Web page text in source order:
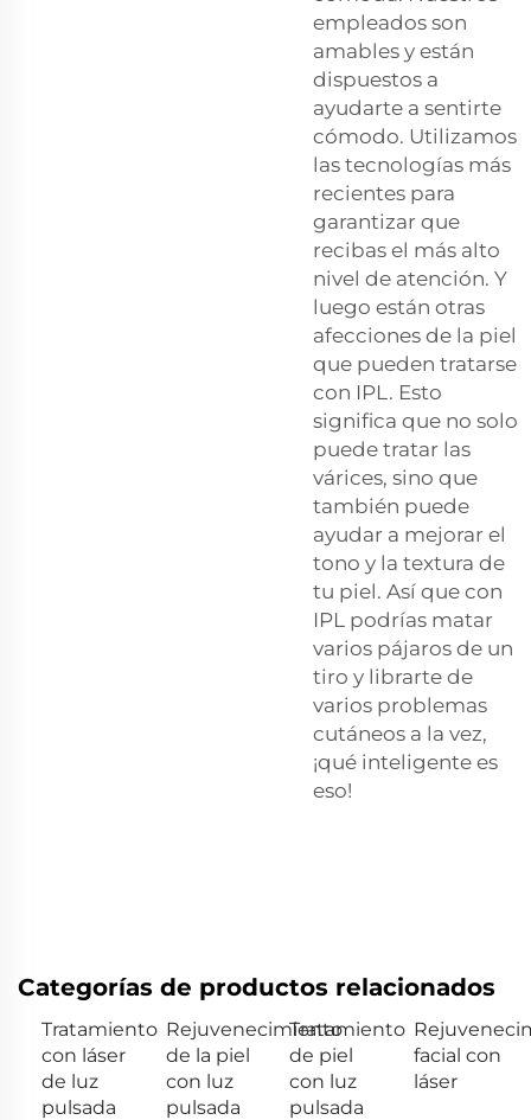
empleados son
amables y están
dispuestos a
ayudarte a sentirte
cómodo. Utilizamos
las tecnologías más
recientes para
garantizar que
recibas el más alto
nivel de atención. Y
luego están otras
afecciones de la piel
que pueden tratarse
con IPL. Esto
significa que no solo
puede tratar las
várices, sino que
también puede
ayudar a mejorar el
tono y la textura de
tu piel. Así que con
IPL podrías matar
varios pájaros de un
tiro y librarte de
varios problemas
cutáneos a la vez,
¡qué inteligente es
eso!
Categorías de productos relacionados
Tratamiento
con láser
de luz
pulsada
Rejuvenecimiento
de la piel
con luz
pulsada
Tratamiento
de piel
con luz
pulsada
facial con
láser